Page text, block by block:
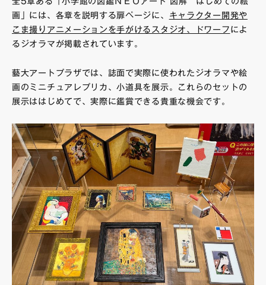
画」には、各章を説明する扉ページに、 キャラクター開発や
こま撮りアニメーションを手がけるスタジオ、ドワーフ によ
るジオラマが掲載されています。
藝大アートプラザでは、誌面で実際に使われたジオラマや絵
画のミニチュアレプリカ、小道具を展示。これらのセットの
展示ははじめてで、実際に鑑賞できる貴重な機会です。